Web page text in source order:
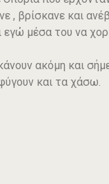
, βρίσκανε και
μέσα του να
ακόμη και
και τα χάσω.